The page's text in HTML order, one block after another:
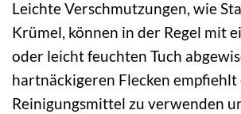
Leichte Verschmutzungen, wie
Krümel, können in der Regel mit
oder leicht feuchten Tuch
hartnäckigeren Flecken empfiehlt
Reinigungsmittel zu verwenden